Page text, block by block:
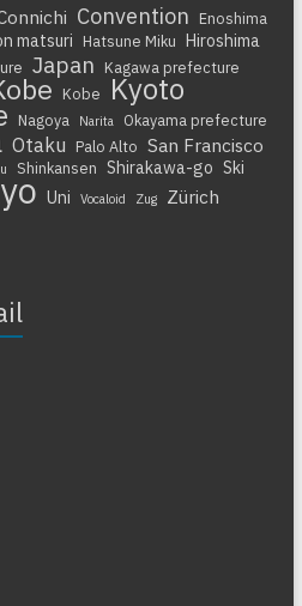
Convention Enoshima
matsuri Hatsune Miku Hiroshima
Japan
Kagawa prefecture
Kobe Kyoto
Nagoya Narita Okayama prefecture
Otaku Palo Alto San Francisco
Shinkansen Shirakawa-go Ski
Uni Vocaloid Zug Zürich